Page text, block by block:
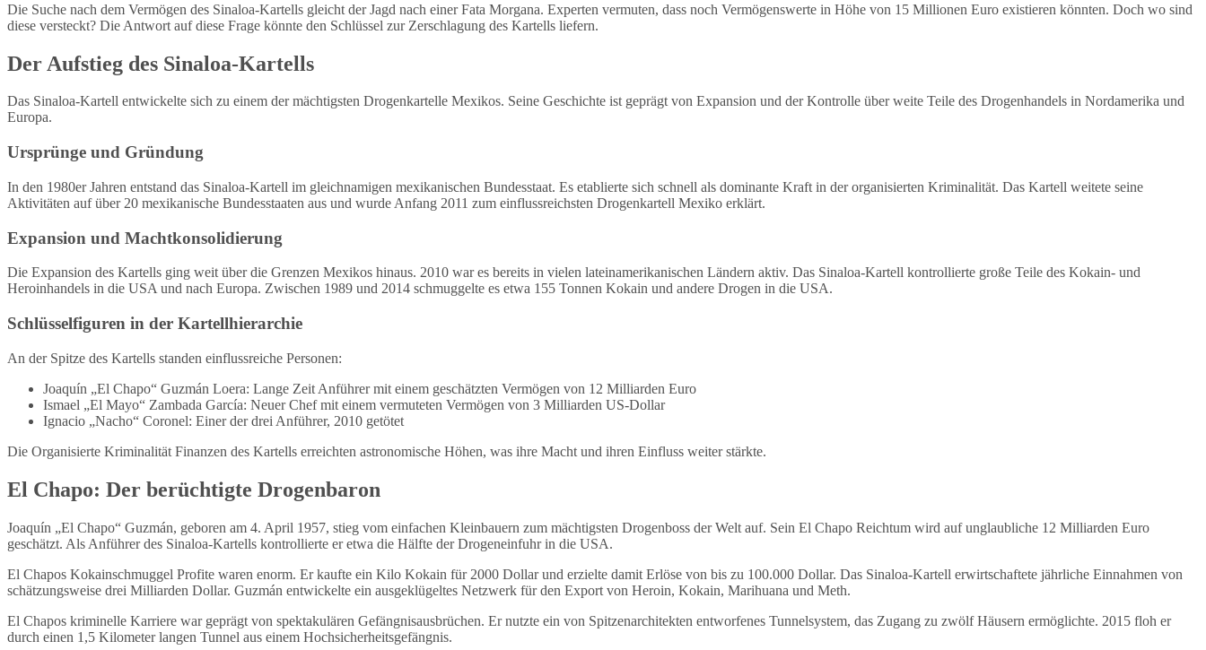
Die Suche nach dem Vermögen des Sinaloa-Kartells gleicht der Jagd nach einer Fata Morgana. Experten vermuten, dass noch Vermögenswerte in Höhe von 15 Millionen Euro existieren könnten. Doch wo sind
diese versteckt? Die Antwort auf diese Frage könnte den Schlüssel zur Zerschlagung des Kartells liefern.
Der Aufstieg des Sinaloa-Kartells
Das Sinaloa-Kartell entwickelte sich zu einem der mächtigsten Drogenkartelle Mexikos. Seine Geschichte ist geprägt von Expansion und der Kontrolle über weite Teile des Drogenhandels in Nordamerika und
Europa.
Ursprünge und Gründung
In den 1980er Jahren entstand das Sinaloa-Kartell im gleichnamigen mexikanischen Bundesstaat. Es etablierte sich schnell als dominante Kraft in der organisierten Kriminalität. Das Kartell weitete seine
Aktivitäten auf über 20 mexikanische Bundesstaaten aus und wurde Anfang 2011 zum einflussreichsten Drogenkartell Mexiko erklärt.
Expansion und Machtkonsolidierung
Die Expansion des Kartells ging weit über die Grenzen Mexikos hinaus. 2010 war es bereits in vielen lateinamerikanischen Ländern aktiv. Das Sinaloa-Kartell kontrollierte große Teile des Kokain- und
Heroinhandels in die USA und nach Europa. Zwischen 1989 und 2014 schmuggelte es etwa 155 Tonnen Kokain und andere Drogen in die USA.
Schlüsselfiguren in der Kartellhierarchie
An der Spitze des Kartells standen einflussreiche Personen:
Joaquín „El Chapo“ Guzmán Loera: Lange Zeit Anführer mit einem geschätzten Vermögen von 12 Milliarden Euro
Ismael „El Mayo“ Zambada García: Neuer Chef mit einem vermuteten Vermögen von 3 Milliarden US-Dollar
Ignacio „Nacho“ Coronel: Einer der drei Anführer, 2010 getötet
Die Organisierte Kriminalität Finanzen des Kartells erreichten astronomische Höhen, was ihre Macht und ihren Einfluss weiter stärkte.
El Chapo: Der berüchtigte Drogenbaron
Joaquín „El Chapo“ Guzmán, geboren am 4. April 1957, stieg vom einfachen Kleinbauern zum mächtigsten Drogenboss der Welt auf. Sein El Chapo Reichtum wird auf unglaubliche 12 Milliarden Euro
geschätzt. Als Anführer des Sinaloa-Kartells kontrollierte er etwa die Hälfte der Drogeneinfuhr in die USA.
El Chapos Kokainschmuggel Profite waren enorm. Er kaufte ein Kilo Kokain für 2000 Dollar und erzielte damit Erlöse von bis zu 100.000 Dollar. Das Sinaloa-Kartell erwirtschaftete jährliche Einnahmen von
schätzungsweise drei Milliarden Dollar. Guzmán entwickelte ein ausgeklügeltes Netzwerk für den Export von Heroin, Kokain, Marihuana und Meth.
El Chapos kriminelle Karriere war geprägt von spektakulären Gefängnisausbrüchen. Er nutzte ein von Spitzenarchitekten entworfenes Tunnelsystem, das Zugang zu zwölf Häusern ermöglichte. 2015 floh er
durch einen 1,5 Kilometer langen Tunnel aus einem Hochsicherheitsgefängnis.